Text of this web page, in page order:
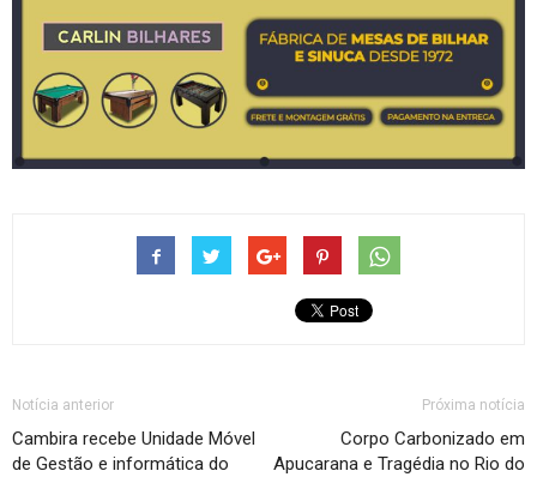
Notícia anterior
Cambira recebe Unidade Móvel
de Gestão e informática do
Próxima notícia
Corpo Carbonizado em
Apucarana e Tragédia no Rio do